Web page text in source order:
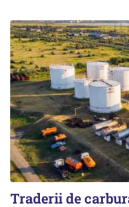
Traderii de